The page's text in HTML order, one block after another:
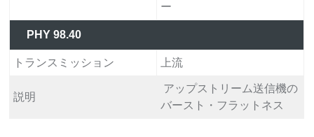
ー
PHY 98.40
トランスミッション 上流
説明
アップストリーム送信機の
バースト・フラットネス